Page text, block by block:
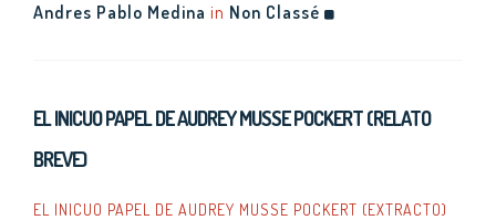
Andres Pablo Medina in Non Classé
EL INICUO PAPEL DE AUDREY MUSSE POCKERT (RELATO
BREVE)
EL INICUO PAPEL DE AUDREY MUSSE POCKERT (EXTRACTO)